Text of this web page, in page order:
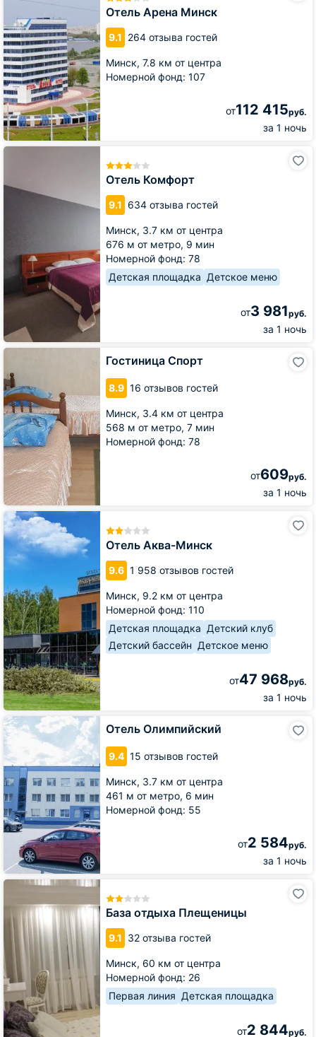
Отель Арена Минск
9.1 264 отзыва гостей
Минск, 7.8 км от центра
Номерной фонд: 107
от112 415руб.
за 1 ночь
Отель Комфорт
9.1 634 отзыва гостей
Минск, 3.7 км от центра
676 м от метро, 9 мин
Номерной фонд: 78
Детская площадка Детское меню
от3 981руб.
за 1 ночь
Отель
Гостиница Спорт
8.9 16 отзывов гостей
Минск, 3.4 км от центра
568 м от метро, 7 мин
Номерной фонд: 78
от609руб.
за 1 ночь
Гостиница
Отель Аква-Минск
9.6 1 958 отзывов гостей
Минск, 9.2 км от центра
Номерной фонд: 110
Детская площадка Детский клуб
Детский бассейн Детское меню
от47 968руб.
за 1 ночь
Отель
Аква-
Минск
Отель Олимпийский
9.4 15 отзывов гостей
Минск, 3.7 км от центра
461 м от метро, 6 мин
Номерной фонд: 55
от2 584руб.
за 1 ночь
Отель
Олимпийский
База отдыха Плещеницы
9.1 32 отзыва гостей
Минск, 60 км от центра
Номерной фонд: 26
Первая линия Детская площадка
от2 844руб.
База
Плещеницы